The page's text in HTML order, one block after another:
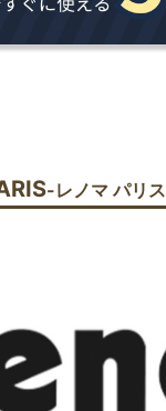
-レノマ パリス